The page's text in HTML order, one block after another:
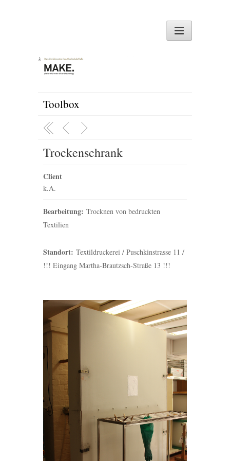
Toolbox
Trockenschrank
Client
k.A.
Bearbeitung: Trocknen von bedruckten
Textilien
Standort: Textildruckerei / Puschkinstrasse 11 /
!!! Eingang Martha-Brautzsch-Straße 13 !!!